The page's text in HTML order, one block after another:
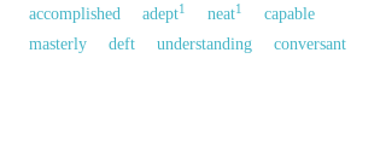
accomplished
adept1 neat1
capable
masterly
deft understanding
conversant